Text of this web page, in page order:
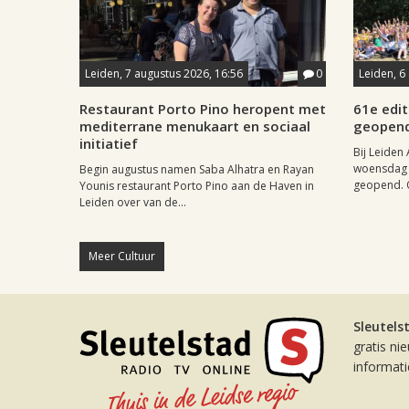
Leiden, 7 augustus 2026, 16:56 0
Restaurant Porto Pino heropent met
mediterrane menukaart en sociaal
initiatief
Begin augustus namen Saba Alhatra en Rayan
Younis restaurant Porto Pino aan de Haven in
Leiden over van de...
Leiden,
61e
Bij Leiden
geopend.
Meer Cultuur
gratis